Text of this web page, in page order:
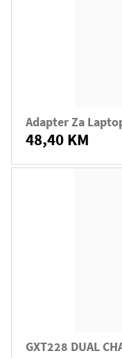
Adapter Za
48,40 KM
GXT228 DUAL